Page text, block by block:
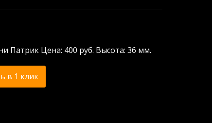
Патрик Цена: 400 руб. Высота: 36 мм.
в 1 клик